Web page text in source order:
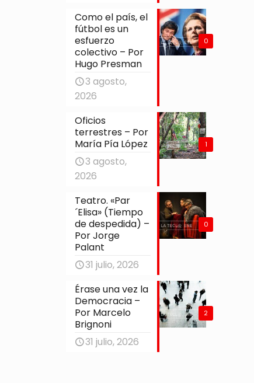
0
Como el país, el
fútbol es un
esfuerzo
colectivo – Por
Hugo Presman
3 agosto,
2026
1
Oficios
terrestres – Por
María Pía López
3 agosto,
2026
0
Teatro. «Par
´Elisa» (Tiempo
de despedida) –
Por Jorge
Palant
31 julio, 2026
2
Érase una vez la
Democracia –
Por Marcelo
Brignoni
31 julio, 2026